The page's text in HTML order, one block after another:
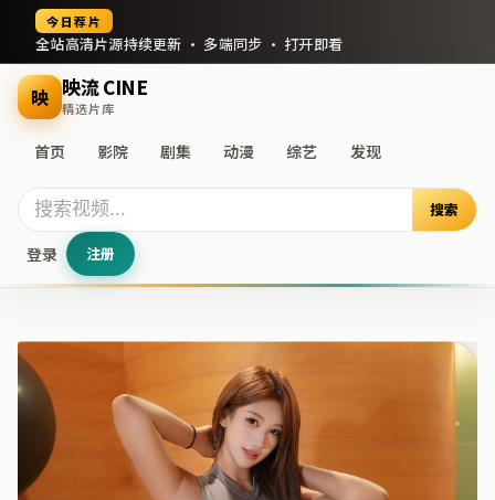
今日荐片
全站高清片源持续更新 · 多端同步 · 打开即看
映 映流 CINE
精选片库
首页 影院 剧集 动漫 综艺 发现
搜索
登录 注册